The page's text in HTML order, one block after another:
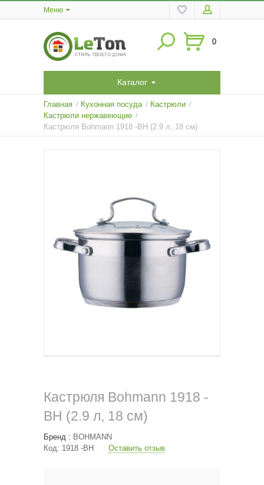
Меню
0
Каталог
Главная / Кухонная посуда / Кастрюли /
Кастрюли нержавеющие /
Кастрюля Bohmann 1918 -BH (2.9 л, 18 см)
Кастрюля Bohmann 1918 -
BH (2.9 л, 18 см)
Бренд : BOHMANN
Код: 1918 -BH Оставить отзыв